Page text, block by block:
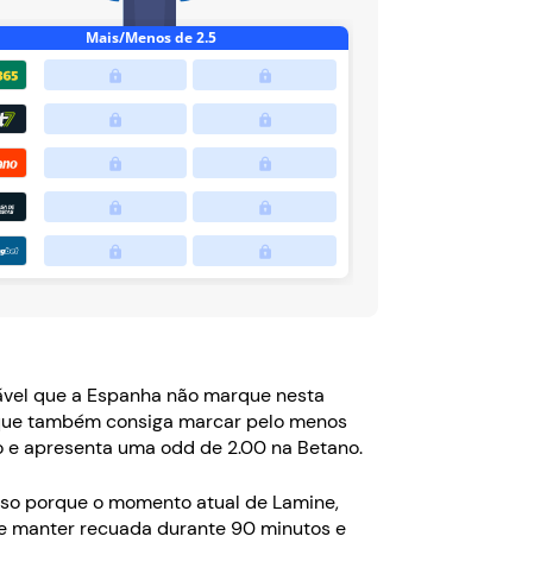
que a Espanha não marque nesta
também consiga marcar pelo menos
apresenta uma odd de 2.00 na Betano.
porque o momento atual de Lamine,
manter recuada durante 90 minutos e